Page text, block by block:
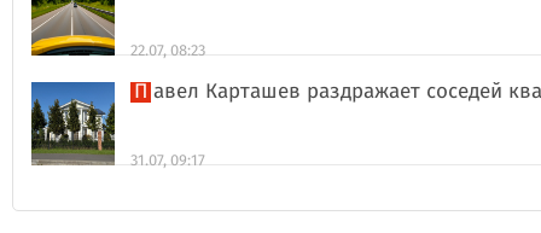
22.07, 08:23
Павел Карташев раздражает соседей
31.07, 09:17